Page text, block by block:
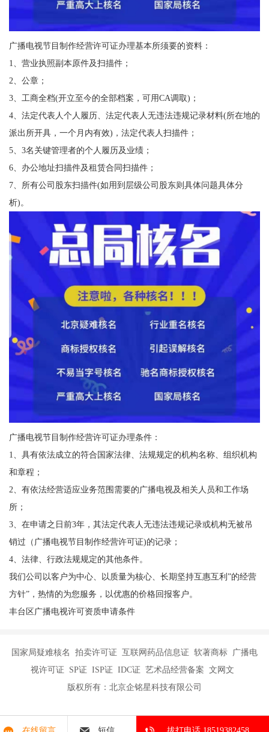
广播电视节目制作经营许可证办理基本所须要的资料：
1、营业执照副本原件及扫描件；
2、公章；
3、工商全档(开立至今的全部档案，可用CA调取)；
4、法定代表人个人履历、法定代表人无违法违规记录材料(所在地的
派出所开具，一个月内有效)，法定代表人扫描件；
5、3名关键管理者的个人履历及业绩；
6、办公地址扫描件及租赁合同扫描件；
7、所有公司股东扫描件(如用到层级公司股东则具体问题具体分
析)。
广播电视节目制作经营许可证办理条件：
1、具有依法成立的符合国家法律、法规规定的机构名称、组织机构
和章程；
2、有依法经营适应业务范围需要的广播电视及相关人员和工作场
所；
3、在申请之日前3年，其法定代表人无违法违规记录或机构无被吊
销过（广播电视节目制作经营许可证)的记录；
4、法律、行政法规规定的其他条件。
我们公司以客户为中心、以质量为核心、长期坚持互惠互利”的经营
方针”，热情的为您服务，以优惠的价格回报客户。
丰台区广播电视许可资质申请条件
国家局疑难核名 拍卖许可证 互联网药品信息证 软著商标 广播电
视许可证 SP证 ISP证 IDC证 艺术品经营备案 文网文
版权所有：北京企铭星科技有限公司